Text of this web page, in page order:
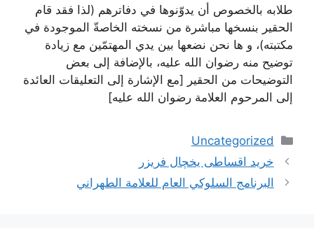
طلابه بالخصوص أن يدوّنوها في دفاترهم (لذا فقد قام
الحقير بنسخها مباشرة من نسخته الخاصةّ الموجودة في
مكتبته)، و ها نحن نضعها بين يدي المهتمّين مع زيادة
توضيح منه رضوان الله عليه، بالإضافة إلى بعض
التوضيحات من الحقير [مع الإشارة إلى التعليقات العائدة
إلى المرحوم العلامة رضوان الله عليه]
دسته‌ها
Uncategorized
ناوبری
نوشته‌ها
خرید اقساطی یخچال فریزر
البرنامج السلوكي العام للعلامة الطهراني